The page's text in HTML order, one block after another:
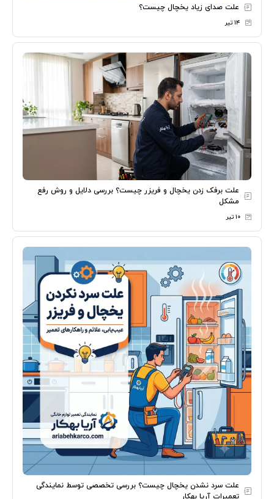
علت صدای زیاد یخچال چیست؟
۱۴ تیر
علت برفک زدن یخچال و فریزر چیست؟ بررسی دلایل و روش رفع
مشکل
۱۰ تیر
علت سرد نشدن یخچال چیست؟ بررسی تخصصی توسط نمایندگی
تعمیرات آریا بهکار